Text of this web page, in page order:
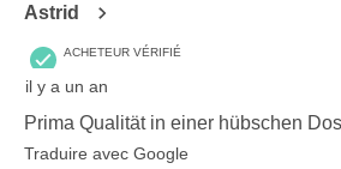
Astrid
ACHETEUR VÉRIFIÉ
il y a un an
Prima Qualität in einer hübschen
Traduire avec Google